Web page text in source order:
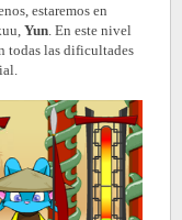
estaremos en
Yun . En este nivel
todas las dificultades